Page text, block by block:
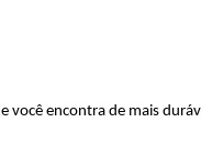
você encontra de mais